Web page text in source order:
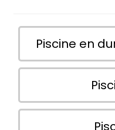
Piscine en